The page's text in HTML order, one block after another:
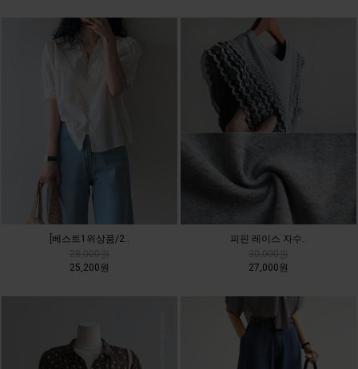
[베스트1위상품/2..
25,200원
피핀 레이스 자수..
27,000원